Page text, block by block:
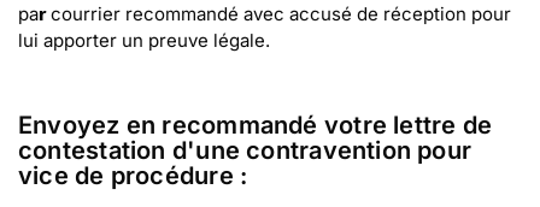
parcourrier recommandé avec accusé de réception pour
lui apporter un preuve légale.
Envoyez en recommandé votre lettre de
contestation d'une contravention pour
vice de procédure :